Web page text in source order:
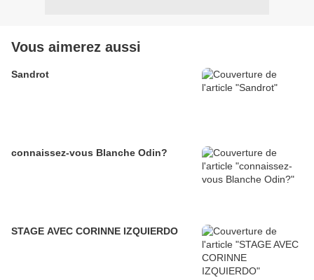
Vous aimerez aussi
Sandrot
connaissez-vous Blanche Odin?
STAGE AVEC CORINNE IZQUIERDO